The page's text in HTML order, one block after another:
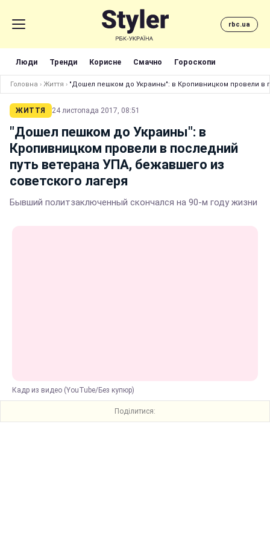
rbc.ua
Люди Тренди Корисне Смачно Гороскопи
Головна › Життя › "Дошел пешком до Украины": в Кропивницком провели в
ЖИТТЯ 24 листопада 2017, 08:51
"Дошел пешком до Украины": в
Кропивницком провели в последний
путь ветерана УПА, бежавшего из
советского лагеря
Бывший политзаключенный скончался на 90-м году жизни
Кадр из видео (YouTube/Без купюр)
Поділитися: